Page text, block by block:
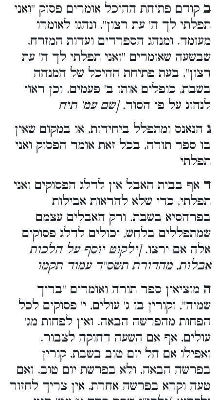
ב קודם פתיחת ההיכל אומרים פסוק ''ואני
תפלתי לך ה' עת רצון'', ונהגו לאומרו
מעומד. ומנהג הספרדים ועדות המזרח,
שבשעה שאומרים ''ואני תפלתי לך ה' עת
רצון'', בעת פתיחת ההיכל של המנחה
בשבת, כופלים אותו ב' פעמים. וכן ראוי
לנהוג על פי הסוד. [שם עמ' תיח
ג הנאנס ומתפלל ביחידות, או במקום שאין
בו ספר תורה, בכל זאת אומר הפסוק ואני
תפלתי
ד אף בבית האבל אין לדלג הפסוקים ואני
תפלתי, כדי שלא להראות אבילות
בפרהסיא בשבת. ורק האבלים עצמם
שמתפללים בלחש, יכולים לדלג פסוקים
אלה אם ירצו.[ילקוט יוסף על הלכות
אבלות, מהדורת תשס''ד עמוד תקמו
ה מוציאין ספר תורה ואומרים ''בריך
שמיה'', וקורין בו ג' עולים, י' פסוקים לכל
הפחות מהפרשה הבאה. ואין לפחות מג'
עולים, אף אם השעה דחוקה לצבור.
ואפילו אם חל יום טוב בשבת, קורין
בפרשה הבאה, ולא בפרשת יום טוב. ואם
טעה וקרא בפרשה אחרת, אין צריך לחזור